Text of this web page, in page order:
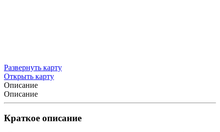
Развернуть карту
Открыть карту
Описание
Описание
Краткое описание